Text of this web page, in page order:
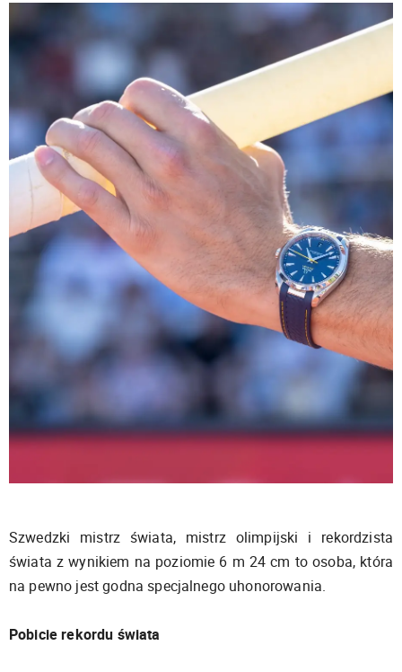
Szwedzki mistrz świata, mistrz olimpijski i rekordzista
świata z wynikiem na poziomie 6 m 24 cm to osoba, która
na pewno jest godna specjalnego uhonorowania.
Pobicie rekordu świata